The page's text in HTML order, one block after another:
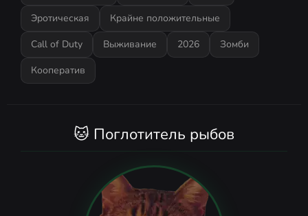
Эротическая
Крайне положительные
Call of Duty
Выживание 2026
Зомби
Кооператив
🐱 Поглотитель рыбов